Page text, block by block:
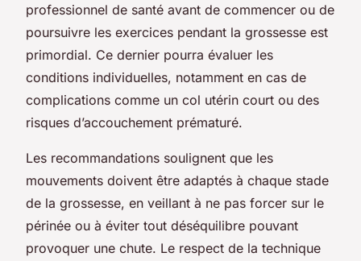
professionnel de santé avant de commencer ou de
poursuivre les exercices pendant la grossesse est
primordial. Ce dernier pourra évaluer les
conditions individuelles, notamment en cas de
complications comme un col utérin court ou des
risques d’accouchement prématuré.
Les recommandations soulignent que les
mouvements doivent être adaptés à chaque stade
de la grossesse, en veillant à ne pas forcer sur le
périnée ou à éviter tout déséquilibre pouvant
provoquer une chute. Le respect de la technique